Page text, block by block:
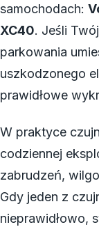
samochodach:
XC40. Jeśli
parkowania
uszkodzonego
prawidłowe
W praktyce
codziennej
zabrudzeń,
Gdy jeden z
nieprawidłowo,